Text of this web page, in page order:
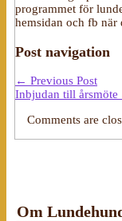
programmet för
hemsidan och fb
Post navigation
← Previous Post
Inbjudan till årsmöte
Comments are
Om